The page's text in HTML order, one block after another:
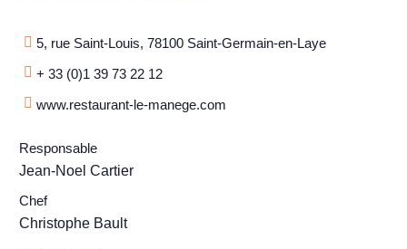
5, rue Saint-Louis, 78100 Saint-Germain-en-Laye
+ 33 (0)1 39 73 22 12
www.restaurant-le-manege.com
Responsable
Jean-Noel Cartier
Chef
Christophe Bault